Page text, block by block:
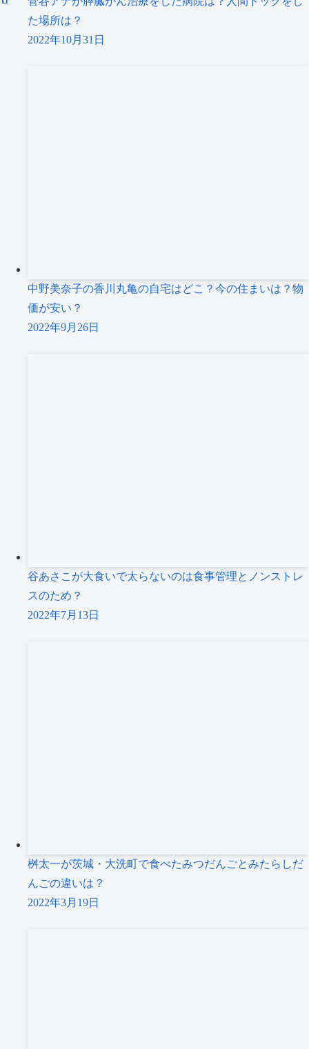
た場所は？
2022年10月31日
中野美奈子の香川丸亀の自宅はどこ？今の住まいは？物
価が安い？
2022年9月26日
谷あさこが大食いで太らないのは食事管理とノンストレ
スのため？
2022年7月13日
桝太一が茨城・大洗町で食べたみつだんごとみたらしだ
んごの違いは？
2022年3月19日